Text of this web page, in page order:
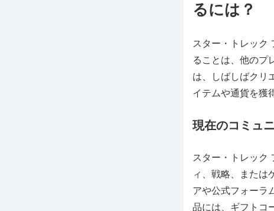
るには？
スター・トレック
ることは、他のプ
は、しばしばクリ
イテムや通貨を獲
現在のコミュ
スター・トレック
ィ、戦略、または
アや公式フォーラ
品には、ギフトコ